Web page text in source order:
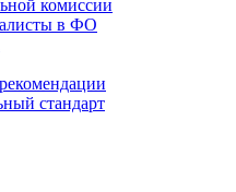
комиссии
в ФО
стандарт